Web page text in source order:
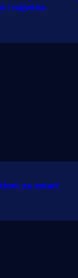
i najveća
za smart